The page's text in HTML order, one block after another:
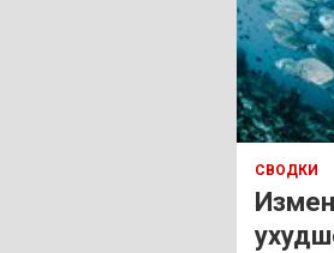
СВОДКИ